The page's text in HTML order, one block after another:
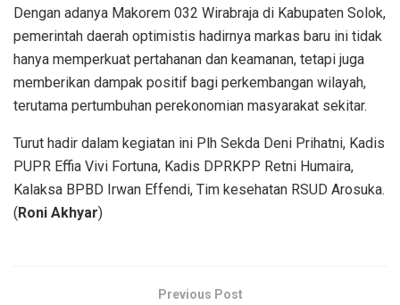
Dengan adanya Makorem 032 Wirabraja di Kabupaten Solok,
pemerintah daerah optimistis hadirnya markas baru ini tidak
hanya memperkuat pertahanan dan keamanan, tetapi juga
memberikan dampak positif bagi perkembangan wilayah,
terutama pertumbuhan perekonomian masyarakat sekitar.
Turut hadir dalam kegiatan ini Plh Sekda Deni Prihatni, Kadis
PUPR Effia Vivi Fortuna, Kadis DPRKPP Retni Humaira,
Kalaksa BPBD Irwan Effendi, Tim kesehatan RSUD Arosuka.
(Roni Akhyar)
Previous Post